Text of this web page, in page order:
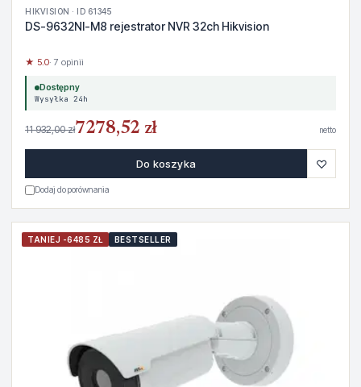
HIKVISION · ID 61345
DS-9632NI-M8 rejestrator NVR 32ch Hikvision
★ 5.0· 7 opinii
Dostępny
Wysyłka 24h
11 932,00 zł7278,52 zł netto
Do koszyka ♡
Dodaj do porównania
TANIEJ -6485 ZŁ BESTSELLER